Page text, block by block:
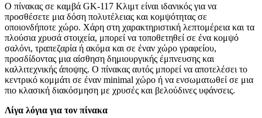
Ο πίνακας σε καμβά GK-117 Κλιμτ είναι ιδανικός για να
προσθέσετε μια δόση πολυτέλειας και κομψότητας σε
οποιονδήποτε χώρο. Χάρη στη χαρακτηριστική λεπτομέρεια και τα
πλούσια χρυσά στοιχεία, μπορεί να τοποθετηθεί σε ένα κομψό
σαλόνι, τραπεζαρία ή ακόμα και σε έναν χώρο γραφείου,
προσδίδοντας μια αίσθηση δημιουργικής έμπνευσης και
καλλιτεχνικής άποψης. Ο πίνακας αυτός μπορεί να αποτελέσει το
κεντρικό κομμάτι σε έναν minimal χώρο ή να ενσωματωθεί σε μια
πιο κλασική διακόσμηση με χρυσές και βελούδινες υφάνσεις.
Λίγα λόγια για τον πίνακα